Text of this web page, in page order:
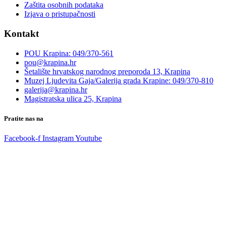
Zaštita osobnih podataka
Izjava o pristupačnosti
Kontakt
POU Krapina: 049/370-561
pou@krapina.hr
Šetalište hrvatskog narodnog preporoda 13, Krapina
Muzej Ljudevita Gaja/Galerija grada Krapine: 049/370-810
galerija@krapina.hr
Magistratska ulica 25, Krapina
Pratite nas na
Facebook-f InstagramYoutube